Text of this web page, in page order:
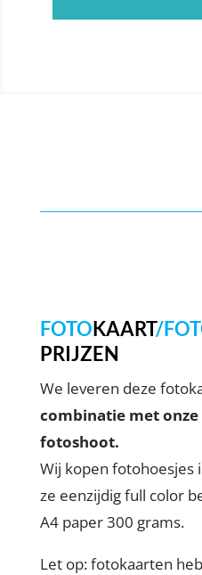
FOTOKAART/
PRIJZEN
We leveren deze
combinatie met onze
fotoshoot.
Wij kopen fotohoesjes
ze eenzijdig full color
A4 paper 300 grams.
Let op: fotokaarten